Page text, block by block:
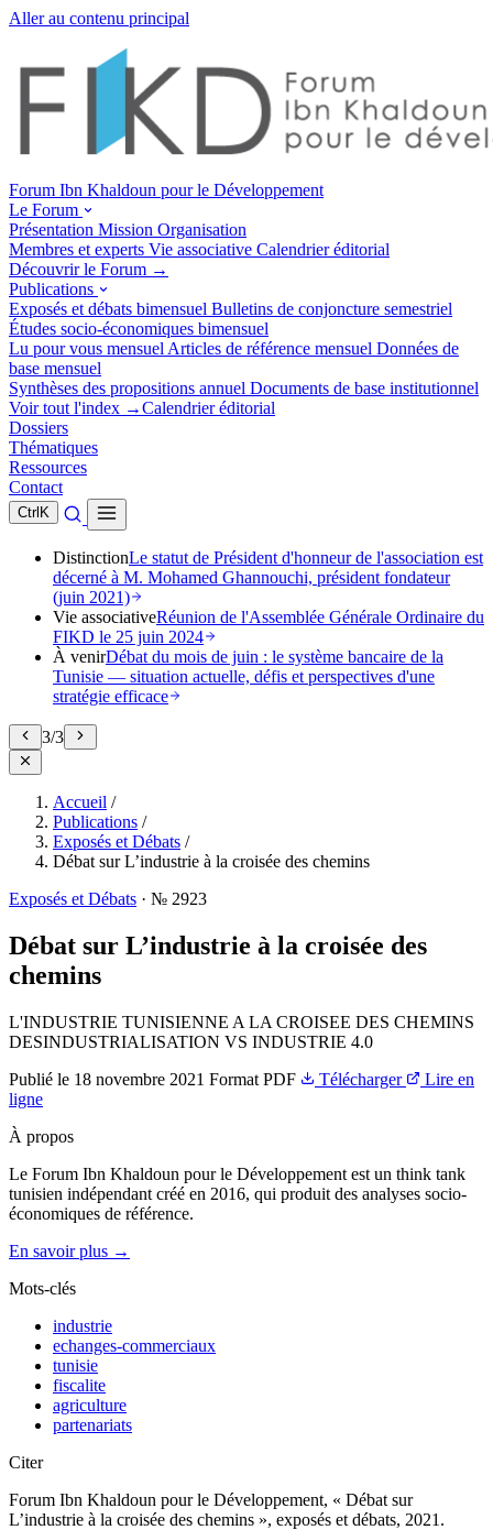
Aller au contenu principal
Forum Ibn Khaldoun pour le Développement
Le Forum
Présentation Mission Organisation
Membres et experts Vie associative Calendrier éditorial
Découvrir le Forum →
Publications
Exposés et débats bimensuel Bulletins de conjoncture semestriel
Études socio-économiques bimensuel
Lu pour vous mensuel Articles de référence mensuel Données de
base mensuel
Synthèses des propositions annuel Documents de base institutionnel
Voir tout l'index →Calendrier éditorial
Dossiers
Thématiques
Ressources
Contact
Ctrl K
DistinctionLe statut de Président d'honneur de l'association est
décerné à M. Mohamed Ghannouchi, président fondateur
(juin 2021)
Vie associativeRéunion de l'Assemblée Générale Ordinaire du
FIKD le 25 juin 2024
À venirDébat du mois de juin : le système bancaire de la
Tunisie — situation actuelle, défis et perspectives d'une
stratégie efficace
1/3
Accueil /
Publications /
Exposés et Débats /
Débat sur L’industrie à la croisée des chemins
Exposés et Débats · № 2923
Débat sur L’industrie à la croisée des
chemins
L'INDUSTRIE TUNISIENNE A LA CROISEE DES CHEMINS
DESINDUSTRIALISATION VS INDUSTRIE 4.0
Publié le 18 novembre 2021 Format PDF Télécharger
Lire en
ligne
À propos
Le Forum Ibn Khaldoun pour le Développement est un think tank
tunisien indépendant créé en 2016, qui produit des analyses socio-
économiques de référence.
En savoir plus →
Mots-clés
industrie
echanges-commerciaux
tunisie
fiscalite
agriculture
partenariats
Citer
Forum Ibn Khaldoun pour le Développement, « Débat sur
L’industrie à la croisée des chemins », exposés et débats, 2021.